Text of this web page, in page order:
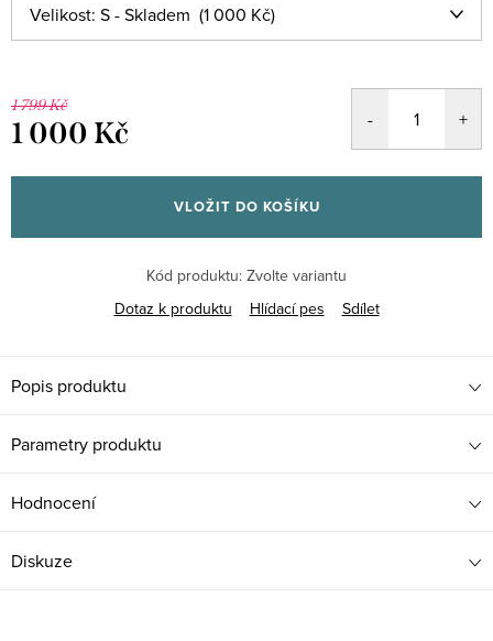
1 799 Kč
1 000 Kč
cena:
VLOŽIT DO KOŠÍKU
Kód produktu: Zvolte variantu
Dotaz k produktu
Hlídací pes Sdílet
Popis produktu
Parametry produktu
Hodnocení
Diskuze